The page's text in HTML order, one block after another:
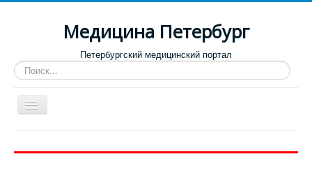
Медицина Петербург
Петербургский медицинский портал
Искать...
Toggle
Navigation